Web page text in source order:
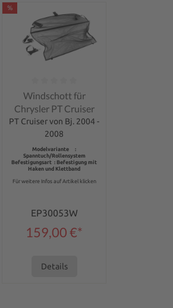
%
Durchschnittliche Bewertung von 0 von
Windschott für
Chrysler PT Cruiser
PT Cruiser von Bj. 2004 -
2008
Modelvariante :
Spanntuch/Rollensystem
Befestigungsart : Befestigung mit
Haken und Klettband
Für weitere Infos auf Artikel klicken
EP30053W
159,00 €*
Details